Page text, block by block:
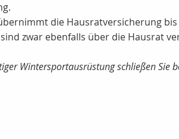
die Hausratversicherung
zwar ebenfalls über die Hausrat
Wintersportausrüstung schließen Sie